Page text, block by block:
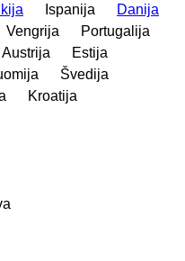
Ispanija
Danija
Vengrija
Portugalija
Austrija
Estija
Švedija
Kroatija